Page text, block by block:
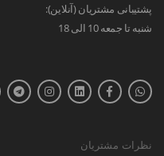
پشتیبانی مشتریان (آنلاین):
شنبه تا جمعه 10 الی 18
نظرات مشتریان